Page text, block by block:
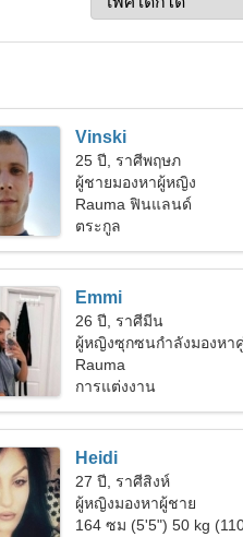
Vinski
25 ปี, ราศีพฤษภ
ผู้ชายมองหาผู้หญิง
Rauma ฟินแลนด์
ตระกูล
Emmi
26 ปี, ราศีมีน
ผู้หญิงซุกซนกำลังมองหา
Rauma
การแต่งงาน
Heidi
27 ปี, ราศีสิงห์
ผู้หญิงมองหาผู้ชาย
164 ซม (5'5") 50 kg